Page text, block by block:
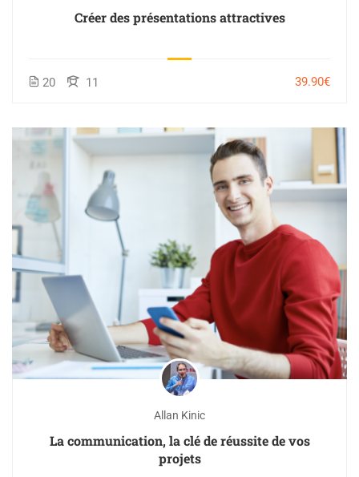
Créer des présentations attractives
20 11 39.90€
Allan Kinic
La communication, la clé de réussite de vos
projets